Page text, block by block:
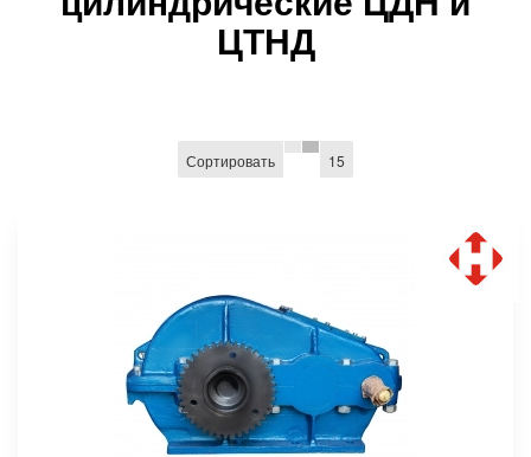
ЦТНД
Сортировать 15